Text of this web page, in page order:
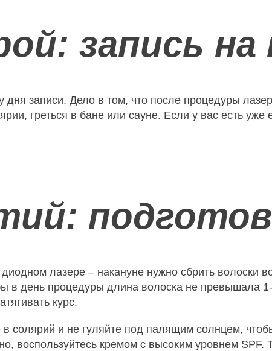
запись на
дня записи. Дело в том, что после процедуры
греться в бане или сауне. Если у вас есть
лазере – накануне нужно сбрить волоски
в день процедуры длина волоска не превышала
курс.
солярий и не гуляйте под палящим солнцем,
воспользуйтесь кремом с высоким уровнем